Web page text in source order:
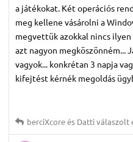
a játékokat. Két operációs
meg kellene vásárolni a
megvettük azokkal nincs
azt nagyon megköszönném...
vagyok... konkrétan 3 napja
kifejtést kérnék megoldás
berciXcoreés Dattiválaszolt